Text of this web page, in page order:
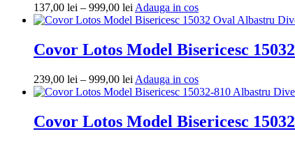
1.379,00 lei
137,00 lei – 999,00 lei Interval
de
137,00 lei
până
999,00 lei
Adauga in cosAdauga
in
Covor Lotos Model Bisericesc
239,00 lei – 999,00 lei Interval
de
239,00 lei
până
Adauga in cosAdauga
in
Covor Lotos Model Bisericesc